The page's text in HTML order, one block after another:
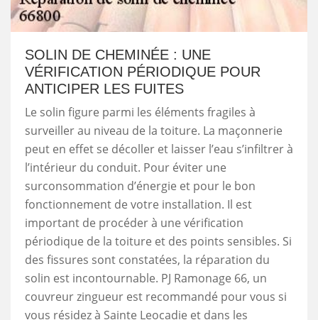
SOLIN DE CHEMINÉE : UNE
VÉRIFICATION PÉRIODIQUE POUR
ANTICIPER LES FUITES
Le solin figure parmi les éléments fragiles à
surveiller au niveau de la toiture. La maçonnerie
peut en effet se décoller et laisser l’eau s’infiltrer à
l’intérieur du conduit. Pour éviter une
surconsommation d’énergie et pour le bon
fonctionnement de votre installation. Il est
important de procéder à une vérification
périodique de la toiture et des points sensibles. Si
des fissures sont constatées, la réparation du
solin est incontournable. PJ Ramonage 66, un
couvreur zingueur est recommandé pour vous si
vous résidez à Sainte Leocadie et dans les